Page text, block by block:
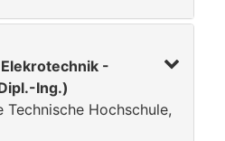
-
Ing.)
Technische Hochschule,